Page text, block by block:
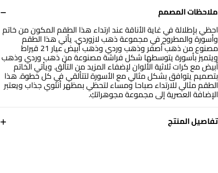
ملاحظات المصمم −
احظي بإطلالة في غاية الأناقة عند ارتداء هذا الطقم المكون من خاتم
وأسورة والمطروح في مجموعة ذهب لازوردي. يأتي هذا الطقم
مصنوع من ذهب أصفر وذهب وردي وذهب أبيض عيار 21 قيراط
ويتميز بأسورة يتوسطها شكل فراشة مصنوعة من ذهب وردي وذهب
أبيض مع كرات ثلاثية الألوان لإضفاء المزيد من التألق. ويأتي الخاتم
بتصميم يتوافق بشكل مثالي مع الأسورة لتتألقي في كل خطوة. هذا
الطقم مثالي للارتداء صباحا ومساء لتحظي بمظهر أنثوي جذاب ويعتبر
الإضافة العصرية إلى مجموعة مجوهراتكِ.
تفاصيل المنتج
+